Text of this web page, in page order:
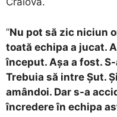
”Nu pot să zic niciun
toată echipa a jucat.
început. Așa a fost.
Trebuia să intre Șut.
amândoi. Dar s-a
încredere în echipa